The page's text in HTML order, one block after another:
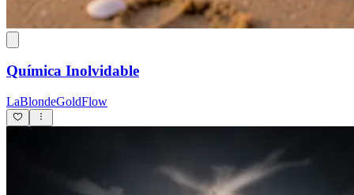
Química Inolvidable
LaBlondeGoldFlow